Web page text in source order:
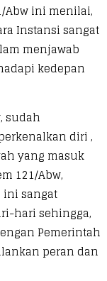
Abw ini menilai,
Instansi sangat
menjawab
kedepan
sudah
diri ,
yang masuk
121/Abw,
sangat
hari sehingga,
Pemerintah
peran dan